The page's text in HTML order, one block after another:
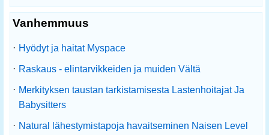
Vanhemmuus
· Hyödyt ja haitat Myspace
· Raskaus - elintarvikkeiden ja muiden Vältä
· Merkityksen taustan tarkistamisesta Lastenhoitajat Ja
Babysitters
· Natural lähestymistapoja havaitseminen Naisen Level